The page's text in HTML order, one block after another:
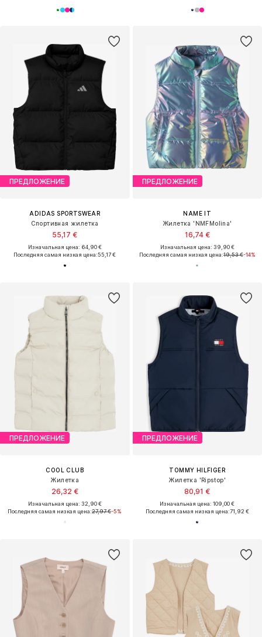
ПРЕДЛОЖЕНИЕ
ADIDAS SPORTSWEAR
Спортивная жилетка
55,17 €
Изначальная цена: 64,90 €
Последняя самая низкая цена:55,17 €
ПРЕДЛОЖЕНИЕ
NAME IT
Жилетка 'NMFMolina'
16,74 €
Изначальная цена: 39,90 €
Последняя самая низкая цена:19,53 €-14%
ПРЕДЛОЖЕНИЕ
COOL CLUB
Жилетка
26,32 €
Изначальная цена: 32,90 €
Последняя самая низкая цена:27,97 €-5%
ПРЕДЛОЖЕНИЕ
TOMMY HILFIGER
Жилетка 'Ripstop'
80,91 €
Изначальная цена: 109,00 €
Последняя самая низкая цена:71,92 €